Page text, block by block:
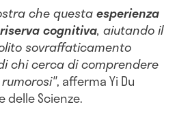
che questaesperienza
cognitiva, aiutando il
sovraffaticamento
chi cerca di comprendere
, afferma Yi Du
delle Scienze.